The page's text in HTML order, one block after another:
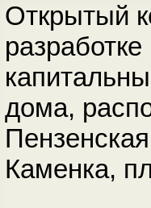
Открытый
дома,
Каменка,